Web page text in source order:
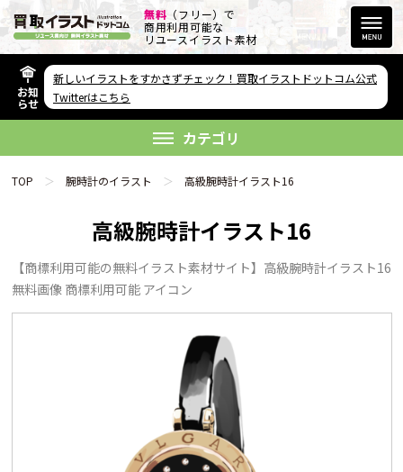
無料 （フリー）で
商用利用可能な
リユースイラスト素材
欲しい素材が無い方へ
リンクをコピー
FAQ
利用規約
プライバシーポリシー
私たちについて
お知
らせ
新しいイラストをすかさずチェック！買取イラストドットコム公式
Twitterはこちら
カテゴリ
TOP 腕時計のイラスト 高級腕時計イラスト16
高級腕時計イラスト16
【商標利用可能の無料イラスト素材サイト】高級腕時計イラスト16
無料画像 商標利用可能 アイコン